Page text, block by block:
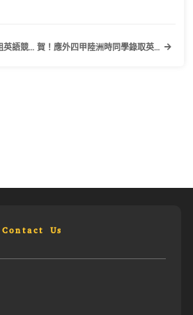
【2023文藻盃全國大專組英語競賽】歡迎有興趣的同學踴躍報名參加！ 賀！應外四甲陸洲時同學錄取英國新堡大學口筆譯研究所
Us